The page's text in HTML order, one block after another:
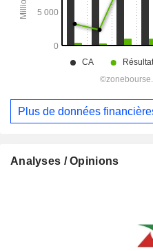
Plus de données
Analyses / Opinions